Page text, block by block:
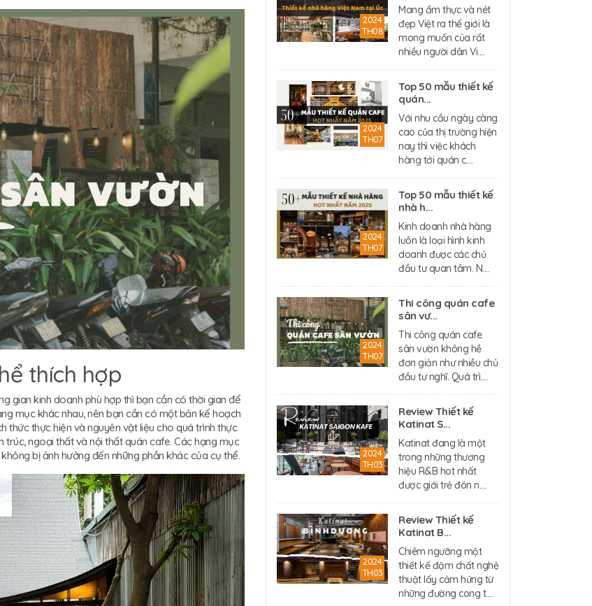
thích hợp
gian kinh doanh phù hợp thì bạn cần có thời gian để
mục khác nhau, nên bạn cần có một bản kế hoạch
thức thực hiện và nguyên vật liệu cho quá trình thực
trúc, ngoại thất và nội thất quán cafe. Các hạng mục
bị ảnh hưởng đến những phần khác của cụ thể.
2024
TH08
Mang ẩm thực và nét
đẹp Việt ra thế giới là
mong muốn của rất
nhiều người dân Vi....
2024
TH07
Top 50 mẫu thiết kế
quán...
Với nhu cầu ngày càng
cao của thị trường hiện
nay thì việc khách
hàng tới quán c....
2024
TH07
Top 50 mẫu thiết kế
nhà h...
Kinh doanh nhà hàng
luôn là loại hình kinh
doanh được các chủ
đầu tư quan tâm. N....
2024
TH07
Thi công quán cafe
sân vư...
Thi công quán cafe
sân vườn không hề
đơn giản như nhiều chủ
đầu tư nghĩ. Quá trì....
2024
TH03
Review Thiết kế
Katinat S...
Katinat đang là một
trong những thương
hiệu R&B hot nhất
được giới trẻ đón n....
2024
TH03
Review Thiết kế
Katinat B...
Chiêm ngưỡng một
thiết kế đậm chất nghệ
thuật lấy cảm hứng từ
những đường cong t....